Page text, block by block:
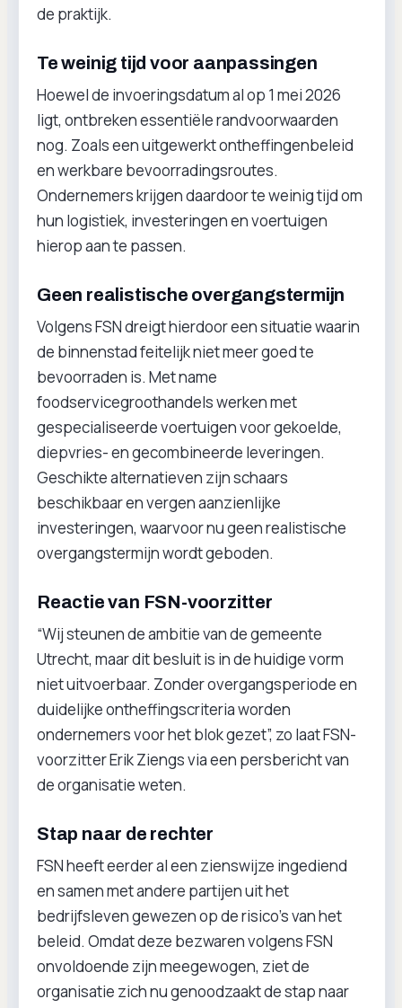
de praktijk.
Te weinig tijd voor aanpassingen
Hoewel de invoeringsdatum al op 1 mei 2026
ligt, ontbreken essentiële randvoorwaarden
nog. Zoals een uitgewerkt ontheffingenbeleid
en werkbare bevoorradingsroutes.
Ondernemers krijgen daardoor te weinig tijd om
hun logistiek, investeringen en voertuigen
hierop aan te passen.
Geen realistische overgangstermijn
Volgens FSN dreigt hierdoor een situatie waarin
de binnenstad feitelijk niet meer goed te
bevoorraden is. Met name
foodservicegroothandels werken met
gespecialiseerde voertuigen voor gekoelde,
diepvries- en gecombineerde leveringen.
Geschikte alternatieven zijn schaars
beschikbaar en vergen aanzienlijke
investeringen, waarvoor nu geen realistische
overgangstermijn wordt geboden.
Reactie van FSN-voorzitter
“Wij steunen de ambitie van de gemeente
Utrecht, maar dit besluit is in de huidige vorm
niet uitvoerbaar. Zonder overgangsperiode en
duidelijke ontheffingscriteria worden
ondernemers voor het blok gezet”, zo laat FSN-
voorzitter Erik Ziengs via een persbericht van
de organisatie weten.
Stap naar de rechter
FSN heeft eerder al een zienswijze ingediend
en samen met andere partijen uit het
bedrijfsleven gewezen op de risico’s van het
beleid. Omdat deze bezwaren volgens FSN
onvoldoende zijn meegewogen, ziet de
organisatie zich nu genoodzaakt de stap naar